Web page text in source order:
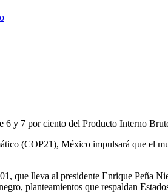
6 y 7 por ciento del Producto Interno
(COP21), México impulsará que el
que lleva al presidente Enrique Peña
planteamientos que respaldan